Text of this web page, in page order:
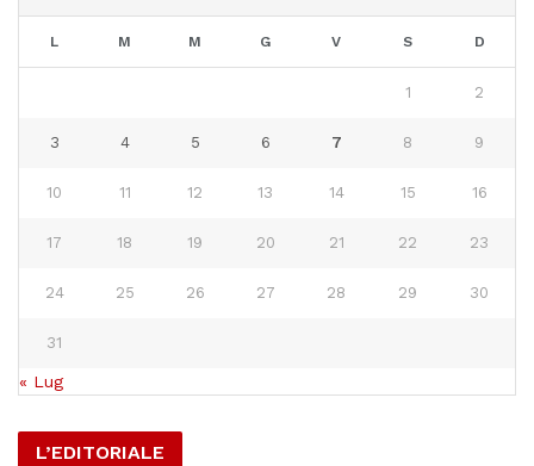
L M M G V S D
1 2
3 4 5 6 7 8 9
10 11 12 13 14 15 16
17 18 19 20 21 22 23
24 25 26 27 28 29 30
31
« Lug
L’EDITORIALE